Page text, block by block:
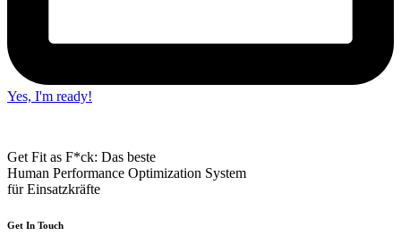
Yes, I'm ready!
Get Fit as F*ck: Das beste
Human Performance Optimization System
für Einsatzkräfte
Get In Touch